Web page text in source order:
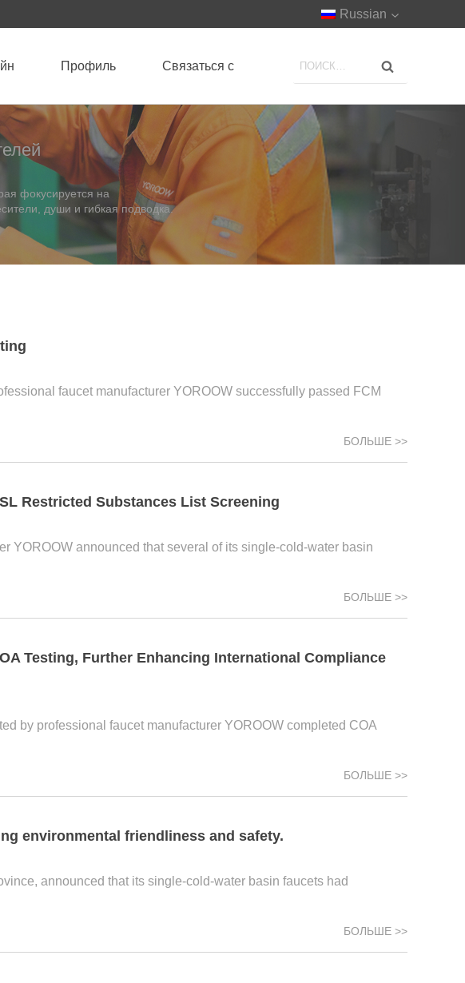
Russian
Профиль Связаться с
фокусируется на
души и гибкая подводка.
faucet manufacturer YOROOW successfully passed FCM
БОЛЬШЕ >>
Restricted Substances List Screening
YOROOW announced that several of its single-cold-water basin
БОЛЬШЕ >>
Testing, Further Enhancing International Compliance
by professional faucet manufacturer YOROOW completed COA
БОЛЬШЕ >>
environmental friendliness and safety.
announced that its single-cold-water basin faucets had
БОЛЬШЕ >>